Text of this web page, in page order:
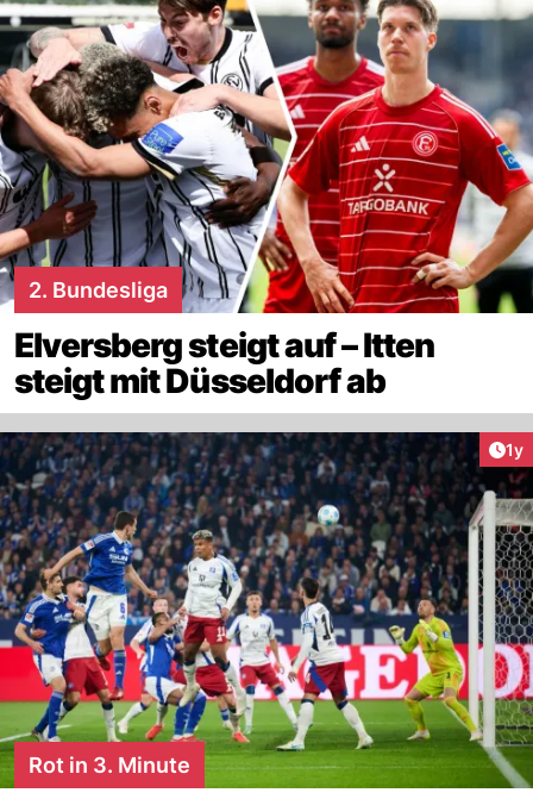
2. Bundesliga
Elversberg steigt auf – Itten
steigt mit Düsseldorf ab
1y
Rot in 3. Minute